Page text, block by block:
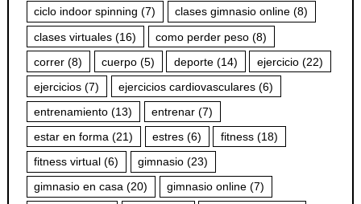
ciclo indoor spinning (7) clases gimnasio online (8)
clases virtuales (16) como perder peso (8)
correr (8) cuerpo (5) deporte (14) ejercicio (22)
ejercicios (7) ejercicios cardiovasculares (6)
entrenamiento (13) entrenar (7)
estar en forma (21) estres (6) fitness (18)
fitness virtual (6) gimnasio (23)
gimnasio en casa (20) gimnasio online (7)